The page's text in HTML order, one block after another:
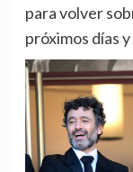
para volver
próximos días y